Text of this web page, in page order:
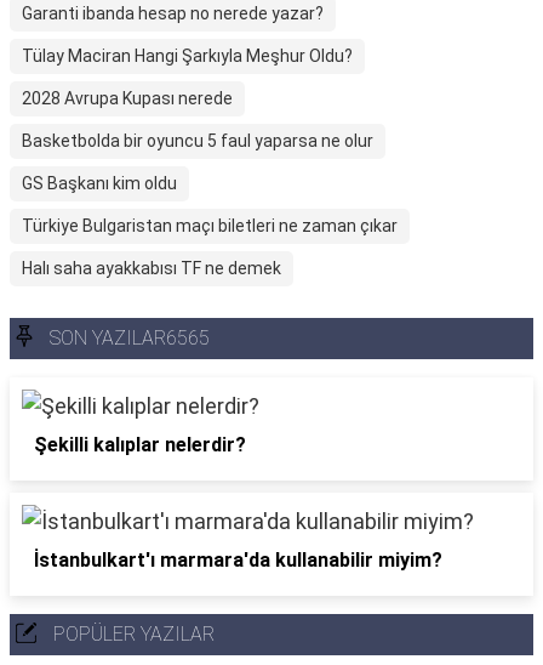
Garanti ibanda hesap no nerede yazar?
Tülay Maciran Hangi Şarkıyla Meşhur Oldu?
2028 Avrupa Kupası nerede
Basketbolda bir oyuncu 5 faul yaparsa ne olur
GS Başkanı kim oldu
Türkiye Bulgaristan maçı biletleri ne zaman çıkar
Halı saha ayakkabısı TF ne demek
SON YAZILAR6565
Şekilli kalıplar nelerdir?
İstanbulkart'ı marmara'da kullanabilir miyim?
POPÜLER YAZILAR